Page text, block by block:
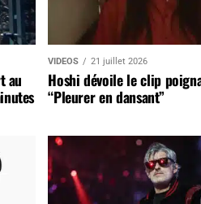
au
VIDEOS 21 juillet 2026
Hoshi dévoile le clip
“Pleurer en dansant”